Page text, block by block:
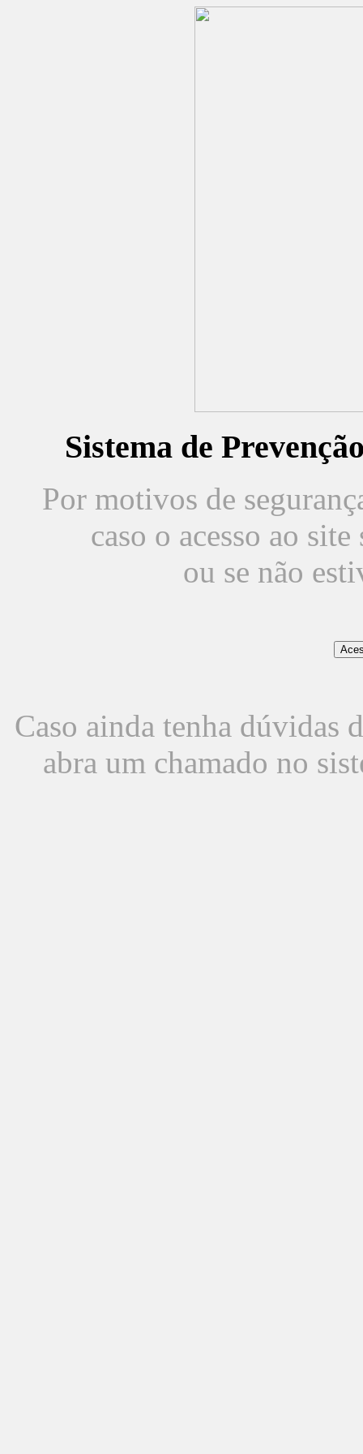
Sistema de
Por motivos de
caso o acesso ao
ou se não
Caso ainda tenha dúvidas
abra um chamado no